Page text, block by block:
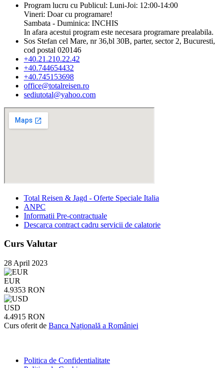
Program lucru cu Publicul: Luni-Joi: 12:00-14:00
Vineri: Doar cu programare!
Sambata - Duminica: INCHIS
In afara acestui program este necesara programare prealabila.
Sos Stefan cel Mare, nr 36,bl 30B, parter, sector 2, Bucuresti,
cod postal 020146
+40.21.210.22.42
+40.744654432
+40.745153698
office@totalreisen.ro
sediutotal@yahoo.com
Total Reisen & Jagd - Oferte Speciale Italia
ANPC
Informatii Pre-contractuale
Descarca contract cadru servicii de calatorie
Curs Valutar
28 April 2023
EUR
4.9353 RON
USD
4.4915 RON
Curs oferit de Banca Națională a României
Politica de Confidentialitate